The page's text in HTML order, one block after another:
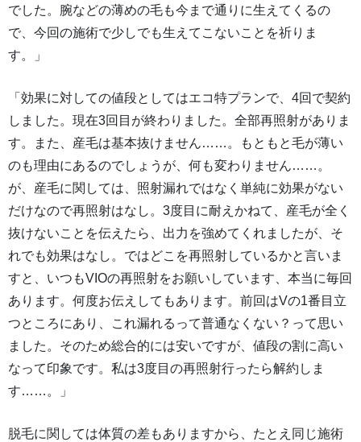
でした。腕などの薄めの毛も今まで通りに生えてくるの
で、今回の施術で少しでも生えてこないことを祈りま
す。」
「効果に対しての値段としてはエコ特プランで、4回で契約
しました。現在3回目が終わりました。全部再照射がありま
す。また、産毛は基本抜けません……。もともと毛が薄い
のも理由にあるのでしょうが、何も変わりません……。
が、産毛に関しては、照射漏れではなく単純に効果がない
だけなので再照射はなし。3度目に耐えかねて、産毛が全く
抜けないことを伝えたら、出力を強めてくれましたが、そ
れでも効果はなし。ではどこを再照射しているかと言いま
すと、いつもVIOの再照射をお願いしています、本当に毎回
あります。何度お伝えしてもあります。前回はVの1番目立
つところにあり、これ漏れるって普通なくない？って思い
ました。そのため総合的には安いですが、値段の割に高い
なって印象です。私は3度目の再照射行ったら解約しま
す……。」
脱毛に関しては体質の差もありますから、たとえ同じ施術